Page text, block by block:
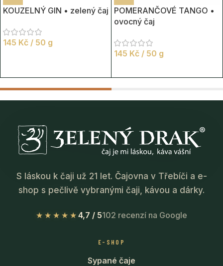
KOUZELNÝ GIN • zelený čaj
145 Kč / 50 g
POMERANČOVÉ TANGO •
ovocný čaj
145 Kč / 50 g
S láskou k čaji už 21 let. Čajovna v Třebíči a e-
shop s pečlivě vybranými čaji, kávou a dárky.
★★★★★ 4,7 / 5102 recenzí na Google
E-SHOP
Sypané čaje